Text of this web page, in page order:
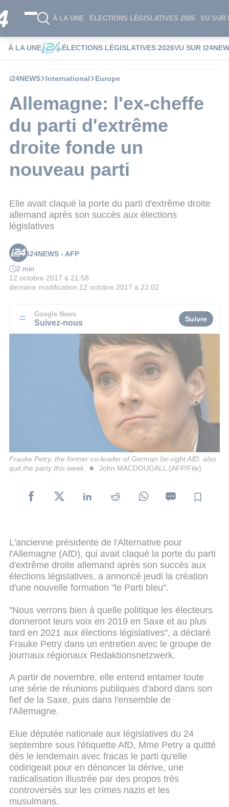
À LA UNE ÉLECTIONS LÉGISLATIVES 2026 VU SUR
À LA UNE ÉLECTIONS LÉGISLATIVES 2026VU SUR
i24NEWS International Europe
Allemagne: l'ex-cheffe
du parti d'extrême
droite fonde un
nouveau parti
Elle avait claqué la porte du parti d'extrême droite
allemand après son succès aux élections
législatives
i24NEWS - AFP
2 min
12 octobre 2017 à 21:58
dernière modification 12 octobre 2017 à 22:02
Google News
Suivez-nous Suivre
Frauke Petry, the former co-leader of German far-right AfD, also
quit the party this week
John MACDOUGALL (AFP/File)
L'ancienne présidente de l'Alternative pour
l'Allemagne (AfD), qui avait claqué la porte du parti
d'extrême droite allemand après son succès aux
élections législatives, a annoncé jeudi la création
d'une nouvelle formation "le Parti bleu".
"Nous verrons bien à quelle politique les électeurs
donneront leurs voix en 2019 en Saxe et au plus
tard en 2021 aux élections législatives", a déclaré
Frauke Petry dans un entretien avec le groupe de
journaux régionaux Redaktionsnetzwerk.
A partir de novembre, elle entend entamer toute
une série de réunions publiques d'abord dans son
fief de la Saxe, puis dans l'ensemble de
l'Allemagne.
Elue députée nationale aux législatives du 24
septembre sous l'étiquette AfD, Mme Petry a quitté
dès le lendemain avec fracas le parti qu'elle
codirigeait pour en dénoncer la dérive, une
radicalisation illustrée par des propos très
controversés sur les crimes nazis et les
musulmans.